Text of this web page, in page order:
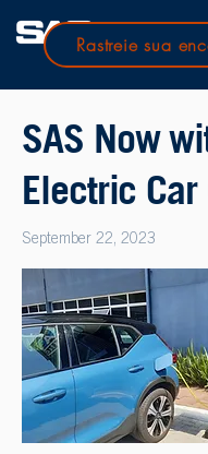
Rastreie sua
SAS Now
Electric Car
September 22, 2023